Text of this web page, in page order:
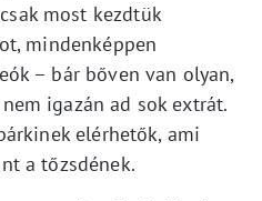
most kezdtük
mindenképpen
– bár bőven van olyan,
igazán ad sok extrát.
elérhetők, ami
a tőzsdének.